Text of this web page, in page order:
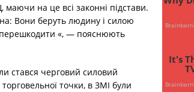
маючи на це всі законні підстави.
Вони беруть людину і силою
«, — пояснюють
стався черговий силовий
точки, в ЗМІ були